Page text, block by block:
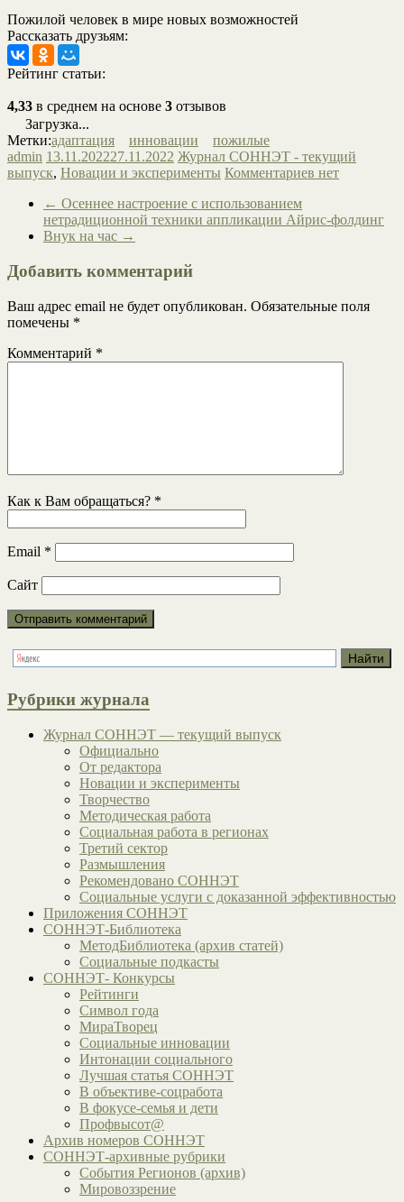
Пожилой человек в мире новых возможностей
Рассказать друзьям:
Рейтинг статьи:
4,33 в среднем на основе 3 отзывов
Загрузка...
Метки:адаптация инновации
пожилые
admin 13.11.202227.11.2022 Журнал СОННЭТ - текущий
выпуск, Новации и эксперименты Комментариев нет
← Осеннее настроение с использованием
нетрадиционной техники аппликации Айрис-фолдинг
Внук на час →
Добавить комментарий
Ваш адрес email не будет опубликован. Обязательные поля
помечены *
Комментарий *
Как к Вам обращаться? *
Email *
Сайт
Рубрики журнала
Журнал СОННЭТ — текущий выпуск
Официально
От редактора
Новации и эксперименты
Творчество
Методическая работа
Социальная работа в регионах
Третий сектор
Размышления
Рекомендовано СОННЭТ
Социальные услуги с доказанной эффективностью
Приложения СОННЭТ
СОННЭТ-Библиотека
МетодБиблиотека (архив статей)
Социальные подкасты
СОННЭТ- Конкурсы
Рейтинги
Символ года
МираТворец
Социальные инновации
Интонации социального
Лучшая статья СОННЭТ
В объективе-соцработа
В фокусе-семья и дети
Профвысот@
Архив номеров СОННЭТ
СОННЭТ-архивные рубрики
События Регионов (архив)
Мировоззрение